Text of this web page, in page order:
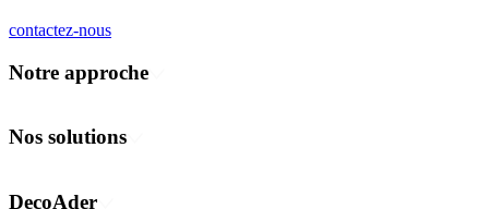
contactez-nous
Notre approche
Fabriquer
Nos solutions
Habillage des espaces
DecoAder